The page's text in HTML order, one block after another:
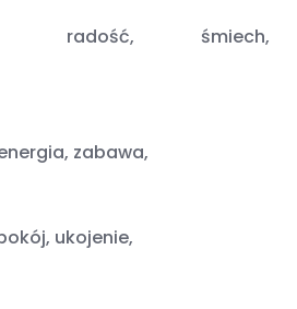
radość, śmiech,
zabawa,
ukojenie,